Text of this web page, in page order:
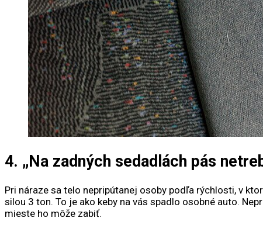
4. „Na zadných sedadlách pás
Pri náraze sa telo nepripútanej osoby podľa rýchlosti, v
silou 3 ton. To je ako keby na vás spadlo osobné auto.
mieste ho môže zabiť.